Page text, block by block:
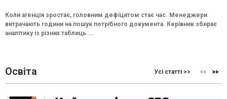
Коли агенція зростає, головним дефіцитом стає час. Менеджери
витрачають години на пошук потрібного документа. Керівник збирає
аналітику із різних таблиць....
Освіта Усі статті >>